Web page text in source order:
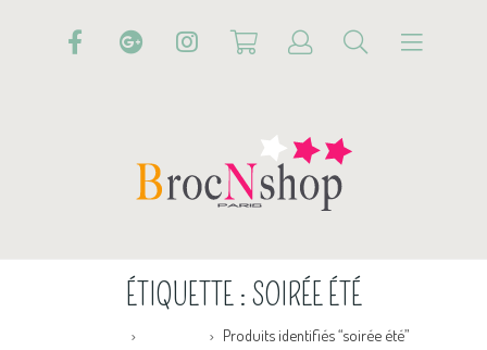
ÉTIQUETTE : SOIRÉE ÉTÉ
Produits identifiés “soirée été”